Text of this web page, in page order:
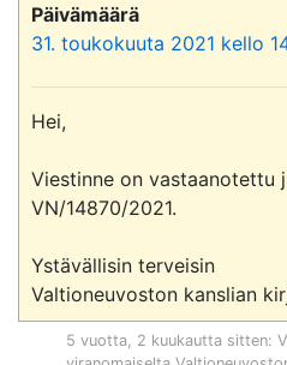
Päivämäärä
31. toukokuuta 2021 kello
Hei,
Viestinne on vastaanotettu
VN/14870/2021.
Ystävällisin terveisin
Valtioneuvoston kanslian
5 vuotta, 2 kuukautta sitten: